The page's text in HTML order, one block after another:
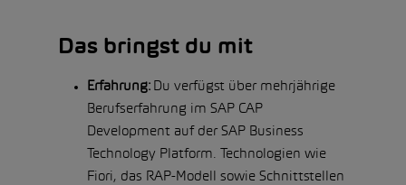
Das bringst du mit
Erfahrung: Du verfügst über mehrjährige
Berufserfahrung im SAP CAP
Development auf der SAP Business
Technology Platform. Technologien wie
Fiori, das RAP-Modell sowie Schnittstellen